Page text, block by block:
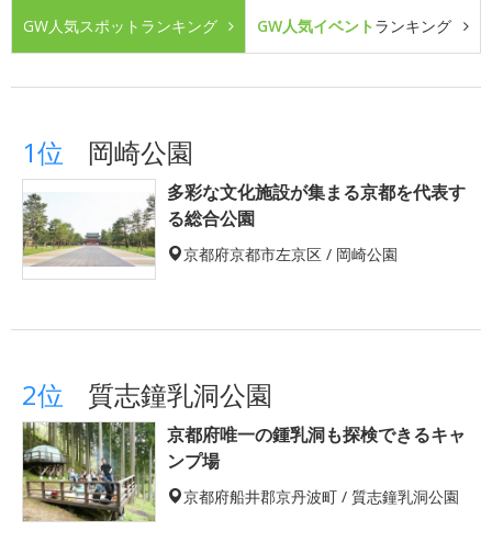
GW人気スポット ランキング GW人気イベント ランキング
1位 岡崎公園
多彩な文化施設が集まる京都を代表す
る総合公園
京都府京都市左京区 / 岡崎公園
2位 質志鐘乳洞公園
京都府唯一の鍾乳洞も探検できるキャ
ンプ場
京都府船井郡京丹波町 / 質志鐘乳洞公園